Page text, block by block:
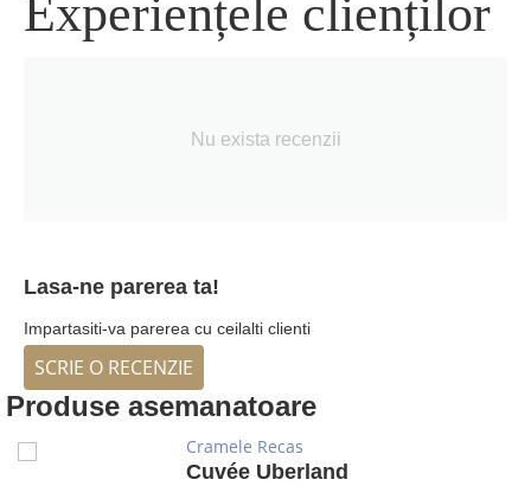
Experiențele clienților
Nu exista recenzii
Lasa-ne parerea ta!
Impartasiti-va parerea cu ceilalti clienti
SCRIE O RECENZIE
Produse asemanatoare
Cramele Recas
Cuvée Uberland